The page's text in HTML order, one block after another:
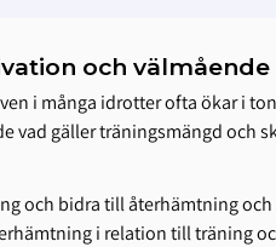
och välmående
i många idrotter ofta ökar i
vad gäller träningsmängd
och bidra till återhämtning
i relation till träning